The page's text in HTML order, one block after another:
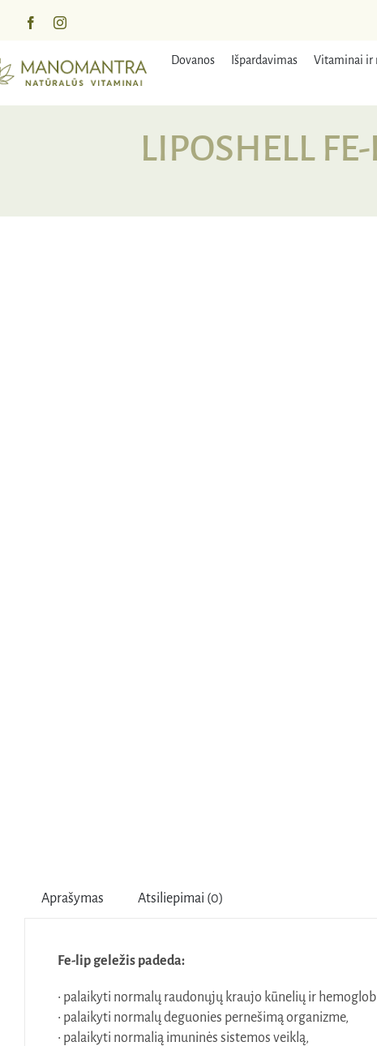
turinį
Dovanos Išpardavimas Vitaminai ir
LIPOSHELL
Aprašymas Atsiliepimai (0)
Fe-lip geležis padeda:
• palaikyti normalų raudonųjų kraujo kūnelių ir
• palaikyti normalų deguonies pernešimą organizme,
• palaikyti normalią imuninės sistemos veiklą,